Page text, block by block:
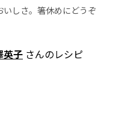
いしさ。箸休めにどうぞ
英子 さんのレシピ